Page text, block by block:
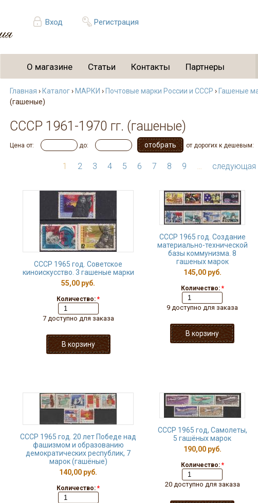
Вход Регистрация
О магазине Статьи Контакты Партнеры
Главная › Каталог› МАРКИ › Почтовые марки России и СССР › Гашеные
(гашеные)
СССР 1961-1970 гг. (гашеные)
Цена от: до: от дорогих к дешевым:
1 2 3 4 5 6 7 8 9 … следующая
СССР 1965 год. Советское
киноискусство. 3 гашеные марки
55,00 руб.
Количество: *
7 доступно для заказа
СССР 1965 год. Создание
материально-технической
базы коммунизма. 8
гашеных марок
145,00 руб.
Количество: *
9 доступно для заказа
СССР 1965 год. 20 лет Победе над
фашизмом и образованию
демократических республик, 7
марок (гашёные)
140,00 руб.
Количество: *
СССР 1965 год, Самолеты,
5 гашёных марок
190,00 руб.
Количество: *
20 доступно для заказа